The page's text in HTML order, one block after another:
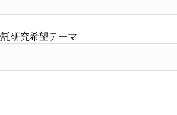
研究希望テーマ